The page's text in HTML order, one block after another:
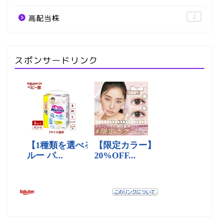
高配当株 2
スポンサードリンク